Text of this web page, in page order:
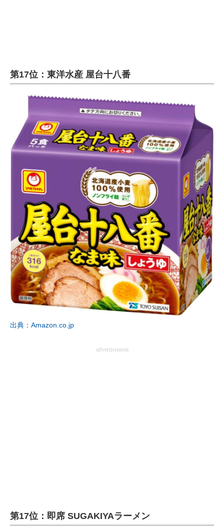
第17位：東洋水産 屋台十八番
出典：Amazon.co.jp
advertisement
第17位：即席 SUGAKIYAラーメン